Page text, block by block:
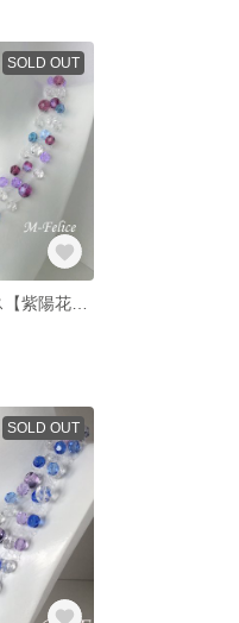
SOLD OUT
SOLD OUT